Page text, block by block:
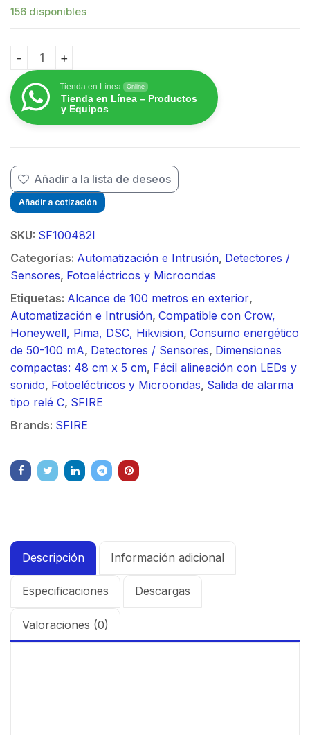
156 disponibles
Detector de Rayo Fotoeléctrico / Tipo Cortina / 2
Tienda en Línea Online
Tienda en Línea – Productos
y Equipos
Añadir a la lista de deseos
Añadir a cotización
SKU: SF100482I
Categorías: Automatización e Intrusión, Detectores /
Sensores, Fotoeléctricos y Microondas
Etiquetas: Alcance de 100 metros en exterior,
Automatización e Intrusión, Compatible con Crow,
Honeywell, Pima, DSC, Hikvision, Consumo energético
de 50-100 mA, Detectores / Sensores, Dimensiones
compactas: 48 cm x 5 cm, Fácil alineación con LEDs y
sonido, Fotoeléctricos y Microondas, Salida de alarma
tipo relé C, SFIRE
Brands: SFIRE
Descripción Información adicional
Especificaciones Descargas
Valoraciones (0)